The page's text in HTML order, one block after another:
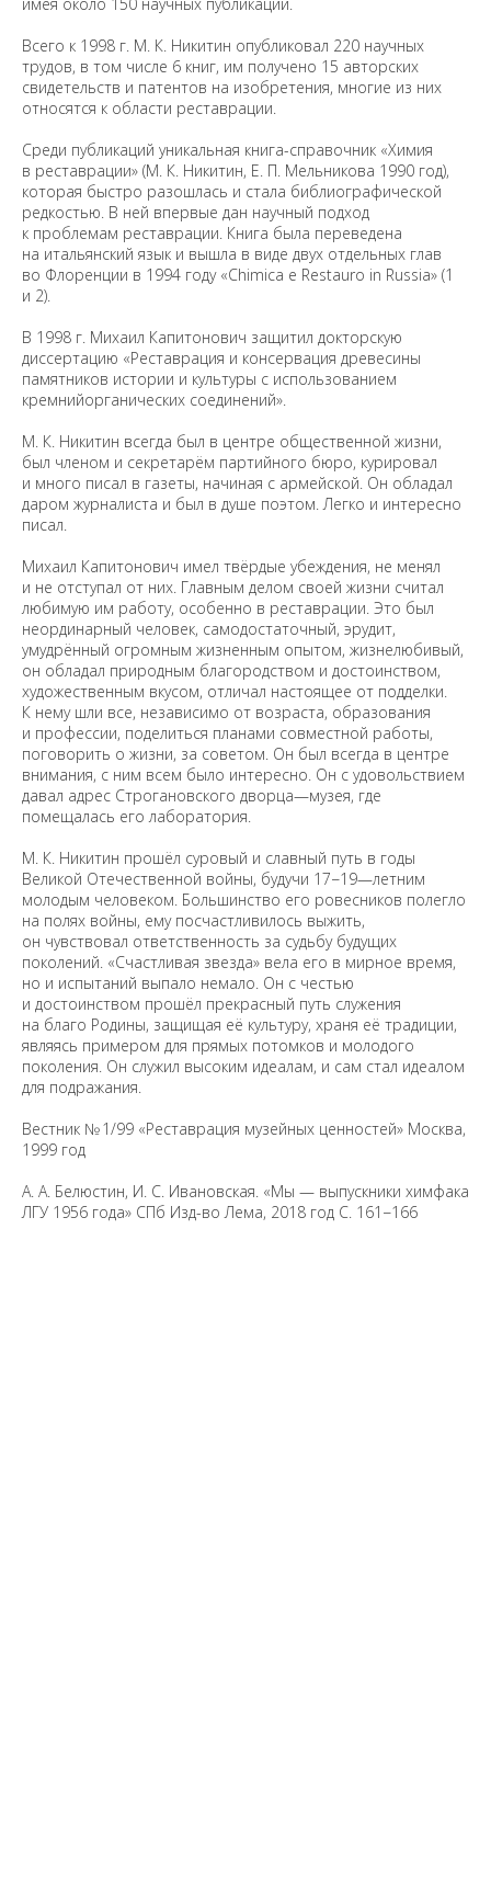
Всего к 1998 г. М. К. Никитин опубликовал 220 научных
трудов, в том числе 6 книг, им получено 15 авторских
свидетельств и патентов на изобретения, многие из них
относятся к области реставрации.
Среди публикаций уникальная книга-справочник «Химия
в реставрации» (М. К. Никитин, Е. П. Мельникова 1990 год),
которая быстро разошлась и стала библиографической
редкостью. В ней впервые дан научный подход
к проблемам реставрации. Книга была переведена
на итальянский язык и вышла в виде двух отдельных глав
во Флоренции в 1994 году «Chimica е Restauro in Russia» (1
и 2).
В 1998 г. Михаил Капитонович защитил докторскую
диссертацию «Реставрация и консервация древесины
памятников истории и культуры с использованием
кремнийорганических соединений».
М. К. Никитин всегда был в центре общественной жизни,
был членом и секретарём партийного бюро, курировал
и много писал в газеты, начиная с армейской. Он обладал
даром журналиста и был в душе поэтом. Легко и интересно
писал.
Михаил Капитонович имел твёрдые убеждения, не менял
и не отступал от них. Главным делом своей жизни считал
любимую им работу, особенно в реставрации. Это был
неординарный человек, самодостаточный, эрудит,
умудрённый огромным жизненным опытом, жизнелюбивый,
он обладал природным благородством и достоинством,
художественным вкусом, отличал настоящее от подделки.
К нему шли все, независимо от возраста, образования
и профессии, поделиться планами совместной работы,
поговорить о жизни, за советом. Он был всегда в центре
внимания, с ним всем было интересно. Он с удовольствием
давал адрес Строгановского дворца—музея, где
помещалась его лаборатория.
М. К. Никитин прошёл суровый и славный путь в годы
Великой Отечественной войны, будучи 17−19—летним
молодым человеком. Большинство его ровесников полегло
на полях войны, ему посчастливилось выжить,
он чувствовал ответственность за судьбу будущих
поколений. «Счастливая звезда» вела его в мирное время,
но и испытаний выпало немало. Он с честью
и достоинством прошёл прекрасный путь служения
на благо Родины, защищая её культуру, храня её традиции,
являясь примером для прямых потомков и молодого
поколения. Он служил высоким идеалам, и сам стал идеалом
для подражания.
Вестник № 1/99 «Реставрация музейных ценностей» Москва,
1999 год
А. А. Белюстин, И. С. Ивановская. «Мы — выпускники химфака
ЛГУ 1956 года» СПб Изд-во Лема, 2018 год С. 161−166
Предложить
дополнения к материалу
Уважаемые универсанты и гости! Если
сведениях, пожалуйста, сообщите об этом
на электронный адресpro@spbu.ru